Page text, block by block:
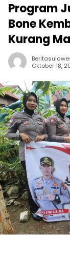
Program
Bone
Kurang
Oktober 18,